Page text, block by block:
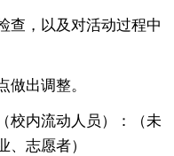
，以及对活动过程中
出调整。
内流动人员）：（未
、志愿者）